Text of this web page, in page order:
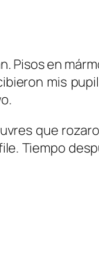
Pisos en
mis
que
Tiempo